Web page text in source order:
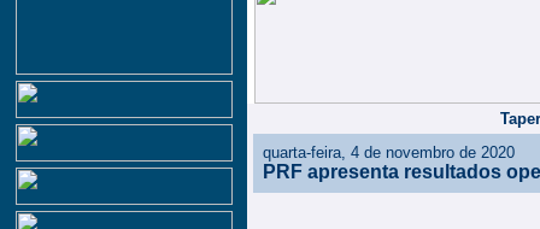
quarta-feira, 4 de novembro de 2020
PRF apresenta resultados